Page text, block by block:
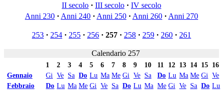
II secolo · III secolo · IV secolo
Anni 230 · Anni 240 · Anni 250 · Anni 260 · Anni 270
253 · 254 · 255 · 256 · 257 · 258 · 259 · 260 · 261
Calendario 257
1 2 3 4 5 6 7 8 9 10 11 12 13 14 15 16
Gennaio
Gi Ve Sa Do Lu Ma Me Gi Ve Sa Do Lu Ma Me Gi Ve
Febbraio
Do Lu Ma Me Gi Ve Sa Do Lu Ma Me Gi Ve Sa Do Lu